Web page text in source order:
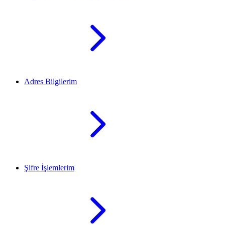
Adres Bilgilerim
Şifre İşlemlerim